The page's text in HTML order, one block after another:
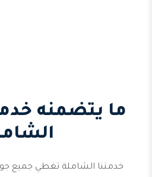
ما يتضمنه
خدمتنا الشاملة تغطي جميع